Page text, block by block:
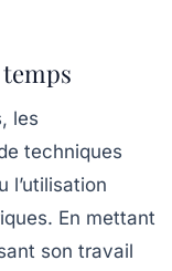
, les
techniques
l’utilisation
En mettant
son travail